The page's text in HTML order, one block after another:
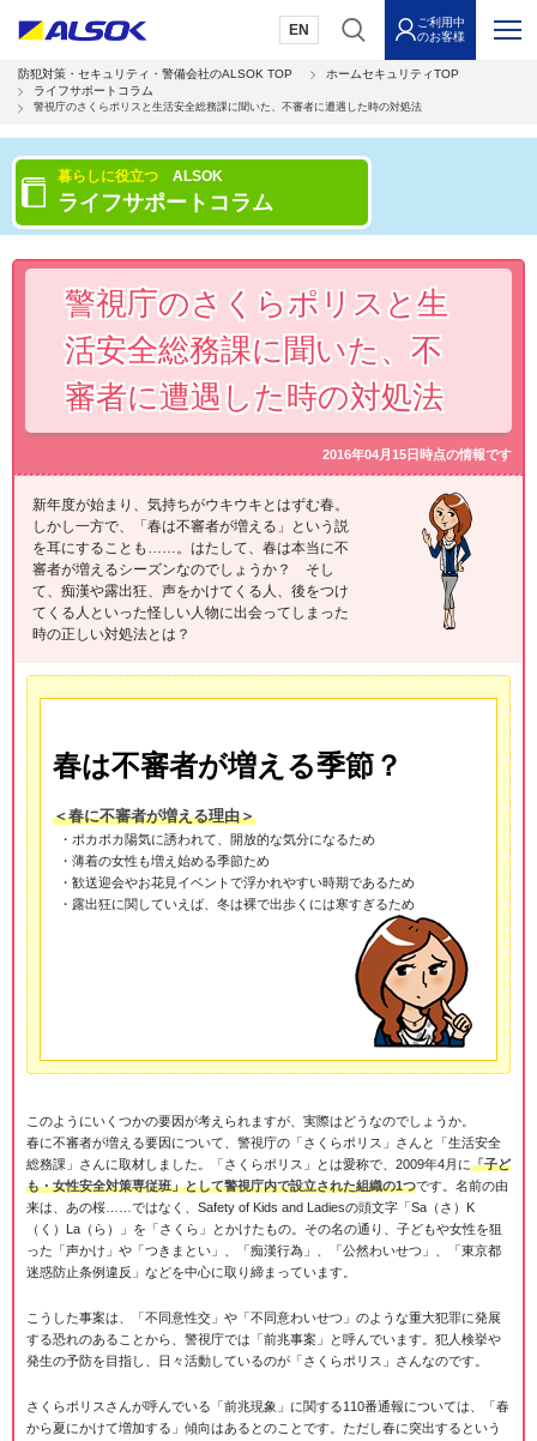
EN
ご利用中
のお客様
防犯対策・セキュリティ・警備会社のALSOK TOP
ホームセキュリティTOP
ライフサポートコラム
警視庁のさくらポリスと生活安全総務課に聞いた、不審者に遭遇した時の対処法
暮らしに役立つ ALSOK
ライフサポートコラム
警視庁のさくらポリスと生
活安全総務課に聞いた、不
審者に遭遇した時の対処法
2016年04月15日時点の情報です
新年度が始まり、気持ちがウキウキとはずむ春。
しかし一方で、「春は不審者が増える」という説
を耳にすることも……。はたして、春は本当に不
審者が増えるシーズンなのでしょうか？ そし
て、痴漢や露出狂、声をかけてくる人、後をつけ
てくる人といった怪しい人物に出会ってしまった
時の正しい対処法とは？
春は不審者が増える季節？
＜春に不審者が増える理由＞
・ポカポカ陽気に誘われて、開放的な気分になるため
・薄着の女性も増え始める季節ため
・歓送迎会やお花見イベントで浮かれやすい時期であるため
・露出狂に関していえば、冬は裸で出歩くには寒すぎるため
このようにいくつかの要因が考えられますが、実際はどうなのでしょうか。
春に不審者が増える要因について、警視庁の「さくらポリス」さんと「生活安全
総務課」さんに取材しました。「さくらポリス」とは愛称で、2009年4月に「子ど
も・女性安全対策専従班」として警視庁内で設立された組織の1つです。名前の由
来は、あの桜……ではなく、Safety of Kids and Ladiesの頭文字「Sa（さ）K
（く）La（ら）」を「さくら」とかけたもの。その名の通り、子どもや女性を狙
った「声かけ」や「つきまとい」、「痴漢行為」、「公然わいせつ」、「東京都
迷惑防止条例違反」などを中心に取り締まっています。
こうした事案は、「不同意性交」や「不同意わいせつ」のような重大犯罪に発展
する恐れのあることから、警視庁では「前兆事案」と呼んでいます。犯人検挙や
発生の予防を目指し、日々活動しているのが「さくらポリス」さんなのです。
さくらポリスさんが呼んでいる「前兆現象」に関する110番通報については、「春
から夏にかけて増加する」傾向はあるとのことです。ただし春に突出するという